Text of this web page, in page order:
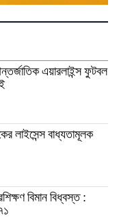
এয়ারলাইন্স ফুটবল
লাইসেন্স বাধ্যতামূলক
বিমান বিধ্বস্ত :